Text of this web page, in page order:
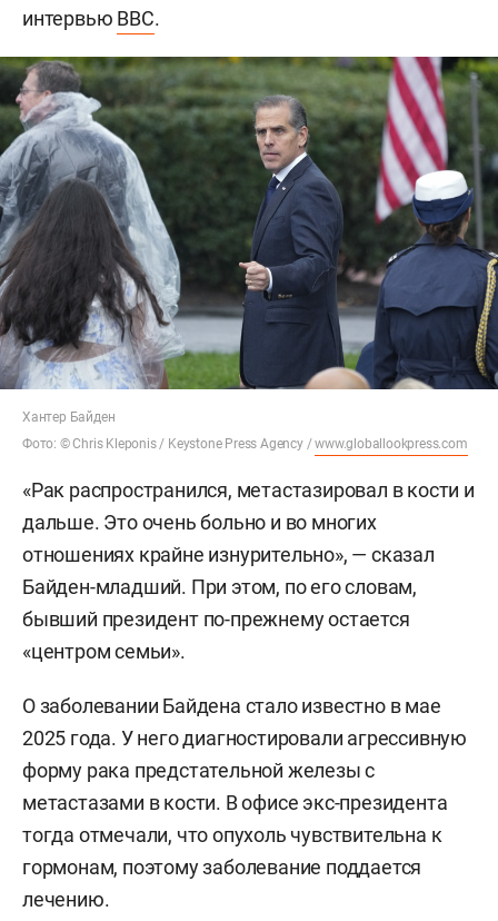
интервью BBC.
Хантер Байден
Фото: © Chris Kleponis / Keystone Press Agency /www.globallookpress.com
«Рак распространился, метастазировал в кости и
дальше. Это очень больно и во многих
отношениях крайне изнурительно», — сказал
Байден-младший. При этом, по его словам,
бывший президент по-прежнему остается
«центром семьи».
О заболевании Байдена стало известно в мае
2025 года. У него диагностировали агрессивную
форму рака предстательной железы с
метастазами в кости. В офисе экс-президента
тогда отмечали, что опухоль чувствительна к
гормонам, поэтому заболевание поддается
лечению.